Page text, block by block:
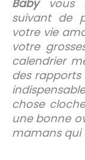
Babyvous
suivant de
votre vie
votre
calendrier
des
chose
une bonne
mamans qui